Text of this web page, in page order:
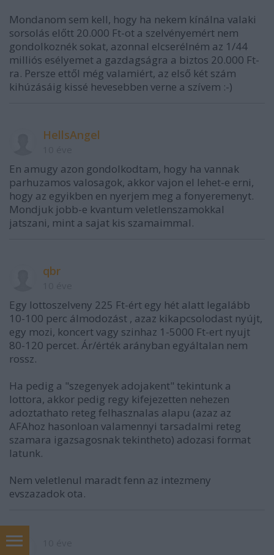
Mondanom sem kell, hogy ha nekem kínálna valaki
sorsolás előtt 20.000 Ft-ot a szelvényemért nem
gondolkoznék sokat, azonnal elcserélném az 1/44
milliós esélyemet a gazdagságra a biztos 20.000 Ft-
ra. Persze ettől még valamiért, az első két szám
kihúzásáig kissé hevesebben verne a szívem :-)
HellsAngel
En amugy azon gondolkodtam, hogy ha vannak
parhuzamos valosagok, akkor vajon el lehet-e erni,
hogy az egyikben en nyerjem meg a fonyeremenyt.
Mondjuk jobb-e kvantum veletlenszamokkal
jatszani, mint a sajat kis szamaimmal.
qbr
Egy lottoszelveny 225 Ft-ért egy hét alatt legalább
10-100 perc álmodozást , azaz kikapcsolodast nyújt,
egy mozi, koncert vagy szinhaz 1-5000 Ft-ert nyujt
80-120 percet. Ár/érték arányban egyáltalan nem
rossz.
Ha pedig a "szegenyek adojakent" tekintunk a
lottora, akkor pedig regy kifejezetten nehezen
adoztathato reteg felhasznalas alapu (azaz az
AFAhoz hasonloan valamennyi tarsadalmi reteg
szamara igazsagosnak tekintheto) adozasi format
latunk.
Nem veletlenul maradt fenn az intezmeny
evszazadok ota.